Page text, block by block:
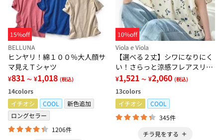
15%off
BELLUNA
ヒンヤリ！綿１００％大人顔サ
マ見えＴシャツ
¥831 ～ ¥1,018 (税込)
14colors
イチオシ
COOL
新色追加
ロングセラー
1206件
10%off
Viola e Viola
【選べる２丈】シワになりにく
い！さらっと涼感フレアスリー
ブブラウス
¥1,521 ～ ¥2,060 (税込)
13colors
イチオシ
COOL
345件
チラ見をする